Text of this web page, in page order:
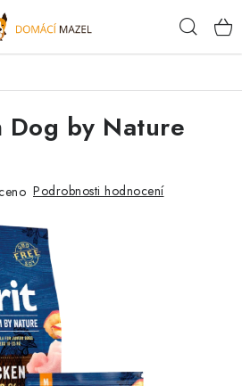
Dog by Nature
Podrobnosti hodnocení